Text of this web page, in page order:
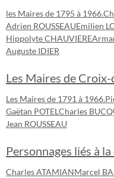
les Maires de 1795 à 1966.
Adrien ROUSSEAUEmilien
Hippolyte CHAUVIERE
Auguste IDIER
Les Maires de Croix-
Les Maires de 1791 à 1966.
Gaëtan POTEL Charles
Jean ROUSSEAU
Personnages liés à
Charles ATAMIANMarcel